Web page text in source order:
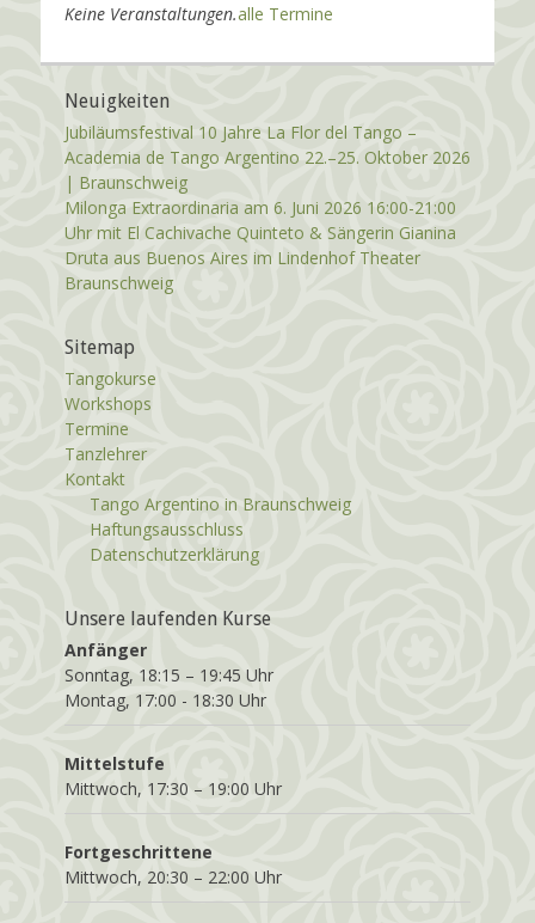
Keine Veranstaltungen.alle Termine
Neuigkeiten
Jubiläumsfestival 10 Jahre La Flor del Tango –
Academia de Tango Argentino 22.–25. Oktober 2026
| Braunschweig
Milonga Extraordinaria am 6. Juni 2026 16:00-21:00
Uhr mit El Cachivache Quinteto & Sängerin Gianina
Druta aus Buenos Aires im Lindenhof Theater
Braunschweig
Sitemap
Tangokurse
Workshops
Termine
Tanzlehrer
Kontakt
Tango Argentino in Braunschweig
Haftungsausschluss
Datenschutzerklärung
Unsere laufenden Kurse
Anfänger
Sonntag, 18:15 – 19:45 Uhr
Montag, 17:00 - 18:30 Uhr
Mittelstufe
Mittwoch, 17:30 – 19:00 Uhr
Fortgeschrittene
Mittwoch, 20:30 – 22:00 Uhr